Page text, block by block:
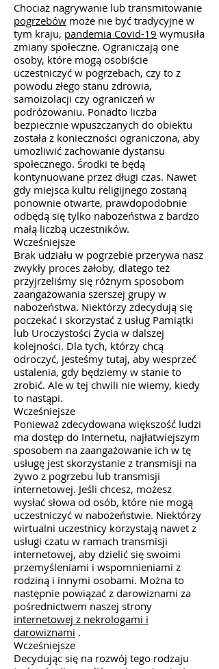
Chociaż nagrywanie lub transmitowanie
pogrzebów może nie być tradycyjne w
tym kraju, pandemia Covid-19 wymusiła
zmiany społeczne. Ograniczają one
osoby, które mogą osobiście
uczestniczyć w pogrzebach, czy to z
powodu złego stanu zdrowia,
samoizolacji czy ograniczeń w
podróżowaniu. Ponadto liczba
bezpiecznie wpuszczanych do obiektu
została z konieczności ograniczona, aby
umożliwić zachowanie dystansu
społecznego. Środki te będą
kontynuowane przez długi czas. Nawet
gdy miejsca kultu religijnego zostaną
ponownie otwarte, prawdopodobnie
odbędą się tylko nabożeństwa z bardzo
małą liczbą uczestników.
Wcześniejsze
Brak udziału w pogrzebie przerywa nasz
zwykły proces żałoby, dlatego też
przyjrzeliśmy się różnym sposobom
zaangażowania szerszej grupy w
nabożeństwa. Niektórzy zdecydują się
poczekać i skorzystać z usług Pamiątki
lub Uroczystości Życia w dalszej
kolejności. Dla tych, którzy chcą
odroczyć, jesteśmy tutaj, aby wesprzeć
ustalenia, gdy będziemy w stanie to
zrobić. Ale w tej chwili nie wiemy, kiedy
to nastąpi.
Wcześniejsze
Ponieważ zdecydowana większość ludzi
ma dostęp do Internetu, najłatwiejszym
sposobem na zaangażowanie ich w tę
usługę jest skorzystanie z transmisji na
żywo z pogrzebu lub transmisji
internetowej. Jeśli chcesz, możesz
wysłać słowa od osób, które nie mogą
uczestniczyć w nabożeństwie. Niektórzy
wirtualni uczestnicy korzystają nawet z
usługi czatu w ramach transmisji
internetowej, aby dzielić się swoimi
przemyśleniami i wspomnieniami z
rodziną i innymi osobami. Można to
następnie powiązać z darowiznami za
pośrednictwem naszej strony
internetowej z nekrologami i
darowiznami .
Wcześniejsze
Decydując się na rozwój tego rodzaju